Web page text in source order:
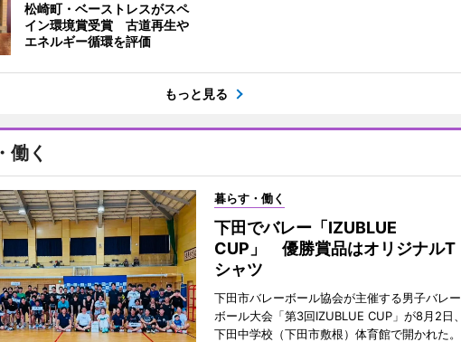
松崎町・ベーストレスがスペ
イン環境賞受賞 古道再生や
エネルギー循環を評価
もっと見る
働く
暮らす・働く
下田でバレー「IZUBLUE
CUP」 優勝賞品はオリジナルT
シャツ
下田市バレーボール協会が主催する男子バレー
ボール大会「第3回IZUBLUE CUP」が8月2日、
下田中学校（下田市敷根）体育館で開かれた。